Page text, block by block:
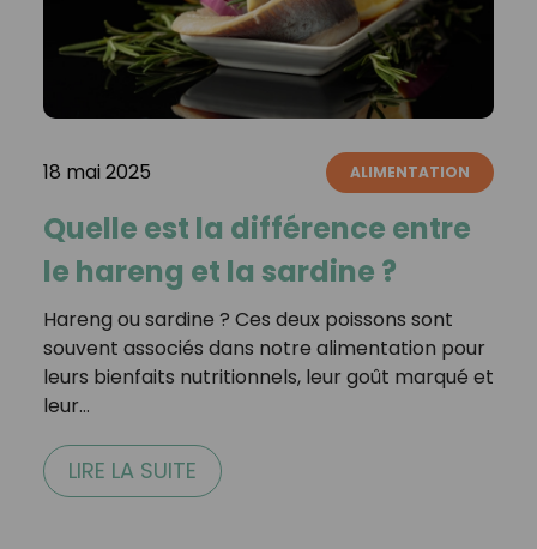
18 mai 2025 ALIMENTATION
Quelle est la différence entre
le hareng et la sardine ?
Hareng ou sardine ? Ces deux poissons sont
souvent associés dans notre alimentation pour
leurs bienfaits nutritionnels, leur goût marqué et
leur…
LIRE LA SUITE